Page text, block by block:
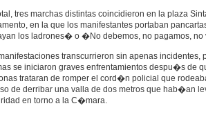
tres marchas distintas coincidieron en la plaza
en la que los manifestantes portaban
los ladrones� o �No debemos, no pagamos,
transcurrieron sin apenas
se iniciaron graves enfrentamientos despu�s de
trataran de romper el cord�n policial que
de derribar una valla de dos metros que hab�an
en torno a la C�mara.